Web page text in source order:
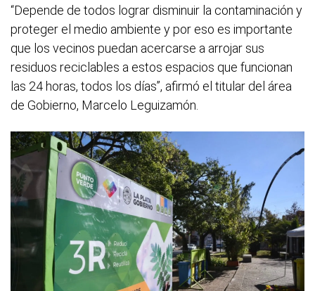
“Depende de todos lograr disminuir la contaminación y
proteger el medio ambiente y por eso es importante
que los vecinos puedan acercarse a arrojar sus
residuos reciclables a estos espacios que funcionan
las 24 horas, todos los días”, afirmó el titular del área
de Gobierno, Marcelo Leguizamón.